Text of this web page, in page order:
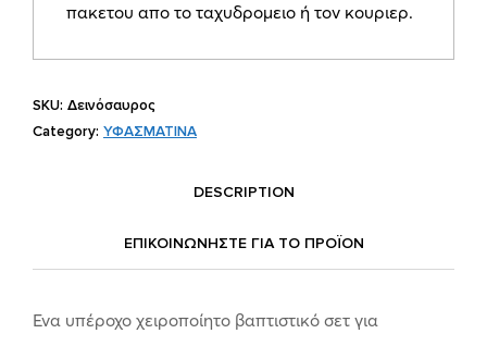
πακετου απο το ταχυδρομειο ή τον κουριερ.
SKU: Δεινόσαυρος
Category: ΥΦΑΣΜΑΤΙΝΑ
DESCRIPTION
ΕΠΙΚΟΙΝΩΝΗΣΤΕ ΓΙΑ ΤΟ ΠΡΟΪOΝ
Ένα υπέροχο χειροποίητο βαπτιστικό σετ για